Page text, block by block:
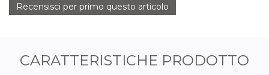
Recensisci per primo questo articolo
CARATTERISTICHE PRODOTTO